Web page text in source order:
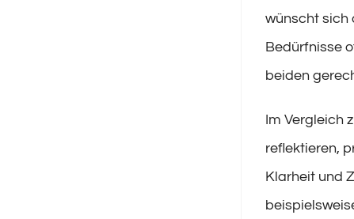
wünscht sich
Bedürfnisse
beiden
Im Vergleich
reflektieren,
Klarheit und